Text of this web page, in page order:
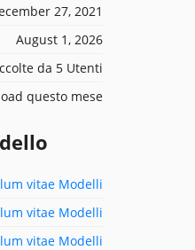
27, 2021
August 1, 2026
da 5 Utenti
questo mese
vitae Modelli
vitae Modelli
vitae Modelli